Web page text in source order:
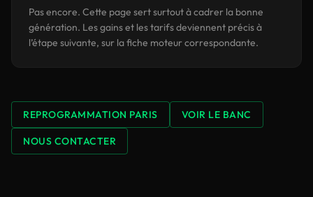
Pas encore. Cette page sert surtout à cadrer la bonne
génération. Les gains et les tarifs deviennent précis à
l’étape suivante, sur la fiche moteur correspondante.
REPROGRAMMATION PARIS VOIR LE BANC
NOUS CONTACTER